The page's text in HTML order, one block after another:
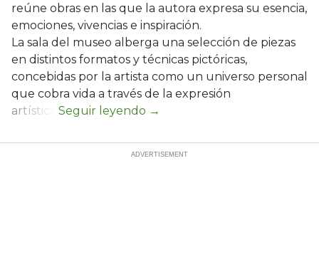
reúne obras en las que la autora expresa su esencia,
emociones, vivencias e inspiración.
La sala del museo alberga una selección de piezas
en distintos formatos y técnicas pictóricas,
concebidas por la artista como un universo personal
que cobra vida a través de la expresión
artística.